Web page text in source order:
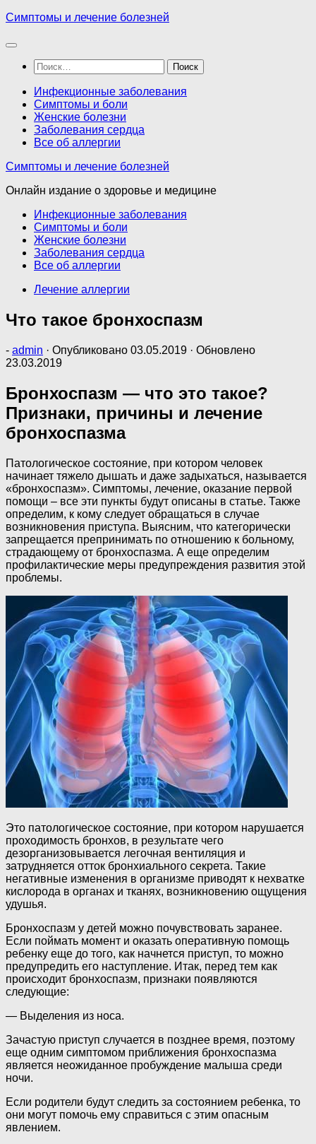
Перейти
содержимому
Симптомы и лечение болезней
Найти:
Инфекционные заболевания
Симптомы и боли
Женские болезни
Заболевания сердца
Все об аллергии
Симптомы и лечение болезней
Онлайн издание о здоровье и медицине
Инфекционные заболевания
Симптомы и боли
Женские болезни
Заболевания сердца
Все об аллергии
Лечение аллергии
Что такое бронхоспазм
- admin · Опубликовано 03.05.2019 · Обновлено
23.03.2019
Бронхоспазм — что это такое?
Признаки, причины и лечение
бронхоспазма
Патологическое состояние, при котором человек
начинает тяжело дышать и даже задыхаться, называется
«бронхоспазм». Симптомы, лечение, оказание первой
помощи – все эти пункты будут описаны в статье. Также
определим, к кому следует обращаться в случае
возникновения приступа. Выясним, что категорически
запрещается препринимать по отношению к больному,
страдающему от бронхоспазма. А еще определим
профилактические меры предупреждения развития этой
проблемы.
Это патологическое состояние, при котором нарушается
проходимость бронхов, в результате чего
дезорганизовывается легочная вентиляция и
затрудняется отток бронхиального секрета. Такие
негативные изменения в организме приводят к нехватке
кислорода в органах и тканях, возникновению ощущения
удушья.
Бронхоспазм у детей можно почувствовать заранее.
Если поймать момент и оказать оперативную помощь
ребенку еще до того, как начнется приступ, то можно
предупредить его наступление. Итак, перед тем как
происходит бронхоспазм, признаки появляются
следующие:
— Выделения из носа.
Зачастую приступ случается в позднее время, поэтому
еще одним симптомом приближения бронхоспазма
является неожиданное пробуждение малыша среди
ночи.
Если родители будут следить за состоянием ребенка, то
они могут помочь ему справиться с этим опасным
явлением.